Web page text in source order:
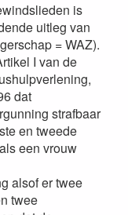
is
uitleg van
= WAZ).
I van de
dat
strafbaar
en tweede
een vrouw
alsof er twee
twee